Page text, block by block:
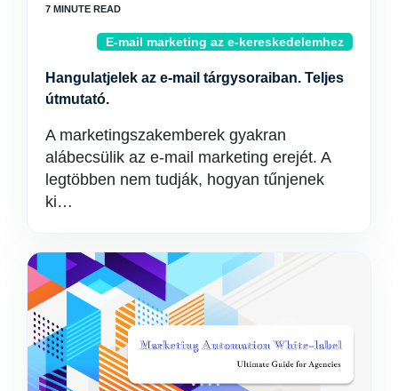
E-mail marketing az e-kereskedelemhez
Hangulatjelek az e-mail tárgysoraiban. Teljes
útmutató.
A marketingszakemberek gyakran
alábecsülik az e-mail marketing erejét. A
legtöbben nem tudják, hogyan tűnjenek
ki…